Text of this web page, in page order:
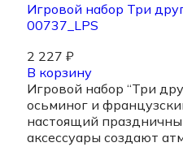
Игровой набор Три
00737_LPS
2 227 ₽
В корзину
Игровой набор “Три
осьминог и
настоящий
аксессуары создают